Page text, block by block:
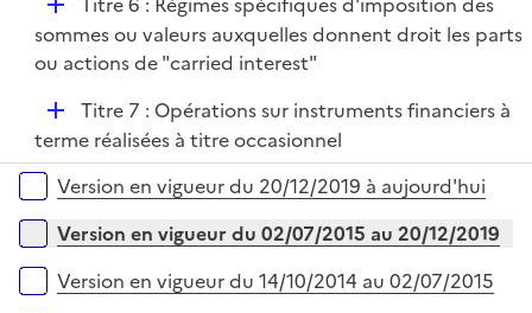
r
i
e
é
p
e
r
sommes ou valeurs auxquelles donnent droit les parts
ou actions de "carried interest"
D
é
p
l
i
e
r
Titre 7 : Opérations sur instruments financiers à
terme réalisées à titre occasionnel
Versions sur la période
Version en vigueur du 20/12/2019 à aujourd'hui
Version en vigueur du 02/07/2015 au 20/12/2019
Version en vigueur du 14/10/2014 au 02/07/2015